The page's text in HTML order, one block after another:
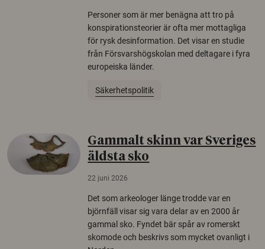
Personer som är mer benägna att tro på
konspirationsteorier är ofta mer mottagliga
för rysk desinformation. Det visar en studie
från Försvarshögskolan med deltagare i fyra
europeiska länder.
Säkerhetspolitik
Gammalt skinn var Sveriges
äldsta sko
22 juni 2026
Det som arkeologer länge trodde var en
björnfäll visar sig vara delar av en 2000 år
gammal sko. Fyndet bär spår av romerskt
skomode och beskrivs som mycket ovanligt i